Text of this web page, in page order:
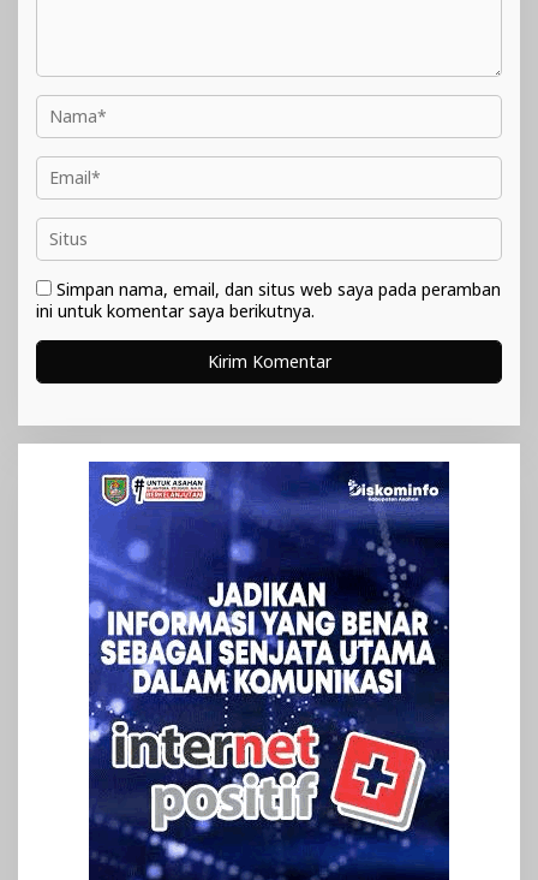
Simpan nama, email, dan situs web saya pada peramban
ini untuk komentar saya berikutnya.